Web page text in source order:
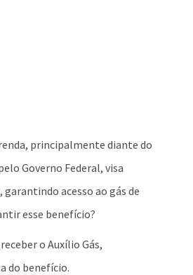
principalmente diante do
Governo Federal, visa
acesso ao gás de
esse benefício?
o Auxílio Gás,
do benefício.